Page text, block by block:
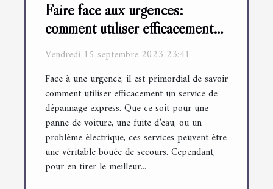
Faire face aux urgences:
comment utiliser efficacement
un service de dépannage
Vendredi 15 septembre 2023 23:41
Face à une urgence, il est primordial de savoir
comment utiliser efficacement un service de
dépannage express. Que ce soit pour une
panne de voiture, une fuite d’eau, ou un
problème électrique, ces services peuvent être
une véritable bouée de secours. Cependant,
pour en tirer le meilleur...